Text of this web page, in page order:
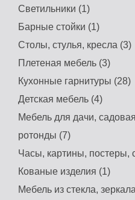
Светильники (1)
Барные стойки (1)
Столы, стулья, кресла (3)
Плетеная мебель (3)
Кухонные гарнитуры (28)
Детская мебель (4)
Мебель для дачи,
ротонды (7)
Часы, картины, постеры,
Кованые изделия (1)
Мебель из стекла,